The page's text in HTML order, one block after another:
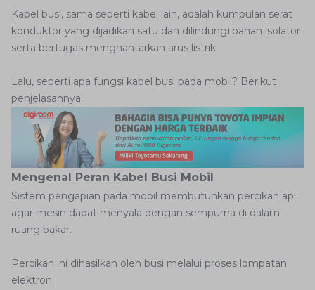
Kabel busi, sama seperti kabel lain, adalah kumpulan serat
konduktor yang dijadikan satu dan dilindungi bahan isolator
serta bertugas menghantarkan arus listrik.
Lalu, seperti apa fungsi kabel busi pada mobil? Berikut
penjelasannya.
Mengenal Peran Kabel Busi Mobil
Sistem pengapian pada mobil membutuhkan percikan api
agar mesin dapat menyala dengan sempurna di dalam
ruang bakar.
Percikan ini dihasilkan oleh busi melalui proses lompatan
elektron.